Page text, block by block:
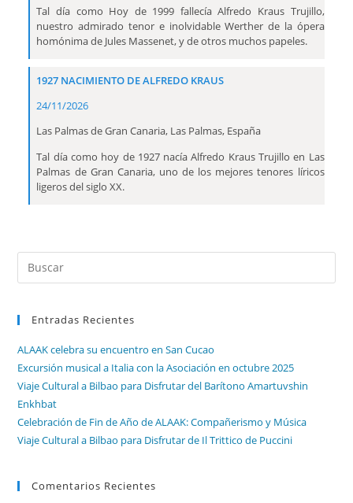
Tal día como Hoy de 1999 fallecía Alfredo Kraus Trujillo,
nuestro admirado tenor e inolvidable Werther de la ópera
homónima de Jules Massenet, y de otros muchos papeles.
1927 NACIMIENTO DE ALFREDO KRAUS
24/11/2026
Las Palmas de Gran Canaria, Las Palmas, España
Tal día como hoy de 1927 nacía Alfredo Kraus Trujillo en Las
Palmas de Gran Canaria, uno de los mejores tenores líricos
ligeros del siglo XX.
Entradas Recientes
ALAAK celebra su encuentro en San Cucao
Excursión musical a Italia con la Asociación en octubre 2025
Viaje Cultural a Bilbao para Disfrutar del Barítono Amartuvshin
Enkhbat
Celebración de Fin de Año de ALAAK: Compañerismo y Música
Viaje Cultural a Bilbao para Disfrutar de Il Trittico de Puccini
Comentarios Recientes